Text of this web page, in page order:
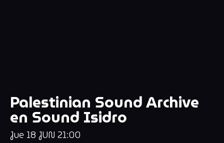
Palestinian Sound Archive
en Sound Isidro
Jue 18 JUN 21:00